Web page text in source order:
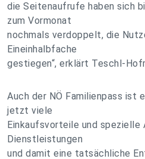
die Seitenaufrufe haben sich
zum Vormonat
nochmals verdoppelt, die
Eineinhalbfache
gestiegen“, erklärt Teschl-
Auch der NÖ Familienpass ist
jetzt viele
Einkaufsvorteile und spezielle
Dienstleistungen
und damit eine tatsächliche